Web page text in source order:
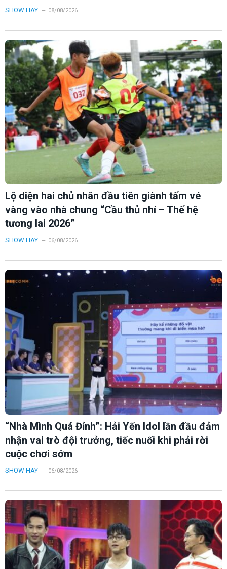
SHOW HAY 08/08/2026
Lộ diện hai chủ nhân đầu tiên giành tấm vé
vàng vào nhà chung “Cầu thủ nhí – Thế hệ
tương lai 2026”
SHOW HAY 06/08/2026
“Nhà Mình Quá Đỉnh”: Hải Yến Idol lần đầu đảm
nhận vai trò đội trưởng, tiếc nuối khi phải rời
cuộc chơi sớm
SHOW HAY 06/08/2026